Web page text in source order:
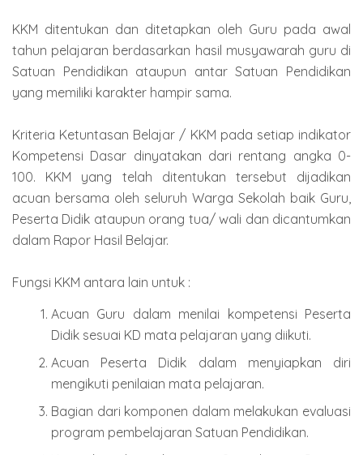
KKM ditentukan dan ditetapkan oleh Guru pada awal
tahun pelajaran berdasarkan hasil musyawarah guru di
Satuan Pendidikan ataupun antar Satuan Pendidikan
yang memiliki karakter hampir sama.
Kriteria Ketuntasan Belajar / KKM pada setiap indikator
Kompetensi Dasar dinyatakan dari rentang angka 0-
100. KKM yang telah ditentukan tersebut dijadikan
acuan bersama oleh seluruh Warga Sekolah baik Guru,
Peserta Didik ataupun orang tua/ wali dan dicantumkan
dalam Rapor Hasil Belajar.
Fungsi KKM antara lain untuk :
Acuan Guru dalam menilai kompetensi Peserta
Didik sesuai KD mata pelajaran yang diikuti.
Acuan Peserta Didik dalam menyiapkan diri
mengikuti penilaian mata pelajaran.
Bagian dari komponen dalam melakukan evaluasi
program pembelajaran Satuan Pendidikan.